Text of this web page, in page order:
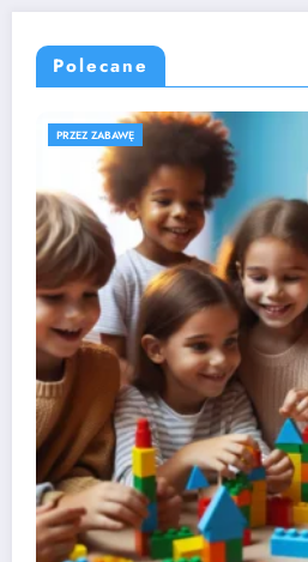
Polecane
ROZWÓJ DZIECKA